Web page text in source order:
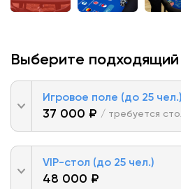
Выберите подходящий
Игровое поле (до 25 чел.)
37 000 ₽ / требуется
VIP-стол (до 25 чел.)
48 000 ₽